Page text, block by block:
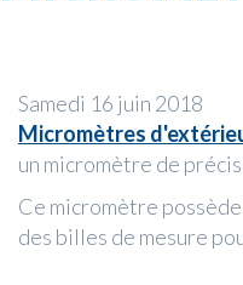
Samedi 16 juin 2018
Micromètres
un micromètre de
Ce micromètre
des billes de mesure